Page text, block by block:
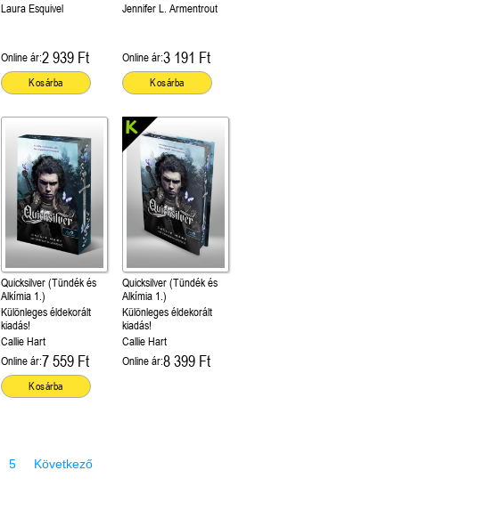
Laura Esquivel
Online ár:2 939 Ft
Kosárba
Jennifer L. Armentrout
Online ár:3 191 Ft
Kosárba
Quicksilver (Tündék és
Alkímia 1.)
Különleges éldekorált
kiadás!
Callie Hart
Online ár:7 559 Ft
Kosárba
Quicksilver (Tündék és
Alkímia 1.)
Különleges éldekorált
kiadás!
Callie Hart
Online ár:8 399 Ft
5 Következő